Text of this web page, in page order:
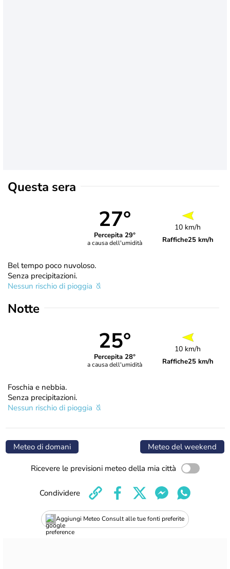
Questa sera
27°
Percepita 29°
a causa dell'umidità
10 km/h
Raffiche25 km/h
Bel tempo poco nuvoloso.
Senza precipitazioni.
Nessun rischio di pioggia
Notte
25°
Percepita 28°
a causa dell'umidità
10 km/h
Raffiche25 km/h
Foschia e nebbia.
Senza precipitazioni.
Nessun rischio di pioggia
Meteo di domani Meteo del weekend
Ricevere le previsioni meteo della mia città
Aggiungi Meteo Consult alle tue fonti preferite
Condividere